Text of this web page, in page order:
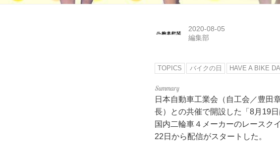
2020-08-05
編集部
TOPICS バイクの日 HAVE A BIKE
日本自動車工業会（自工会／豊田
長）との共催で開設した「8月19
国内二輪車４メーカーのレースク
22日から配信がスタートした。